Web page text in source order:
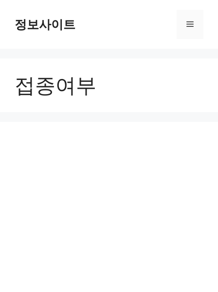
content정보사이트 Menu
접종여부